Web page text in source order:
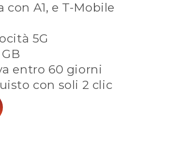
A1, e T-Mobile
5G
entro 60 giorni
con soli 2 clic